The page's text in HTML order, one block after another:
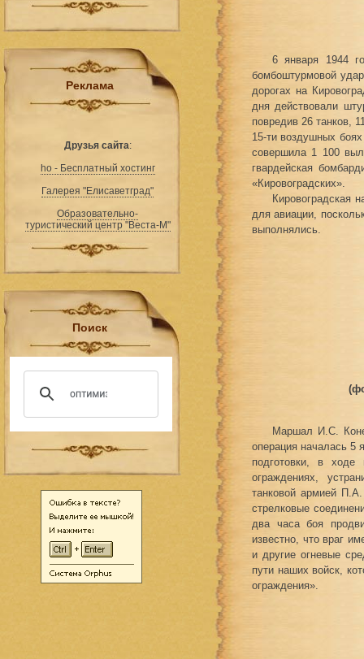
Реклама
Друзья сайта:
ho - Бесплатный хостинг
Галерея "Елисаветград"
Образовательно-
туристический центр "Веста-М"
Поиск
6 января 1944
бомбоштурмовой
дорогах на
дня действовали
повредив 26 танков,
15-ти воздушных
совершила 1 100
гвардейская
«Кировоградских».
Кировоградская
для авиации,
выполнялись.
Маршал И.С.
операция началась 5
подготовки, в
ограждениях,
танковой армией
стрелковые
два часа боя
известно, что враг
и другие огневые
пути наших войск,
ограждения».